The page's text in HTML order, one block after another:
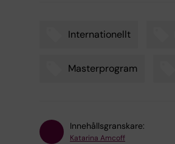
Internationellt
Masterprogram
Innehållsgranskare:
Katarina Amcoff